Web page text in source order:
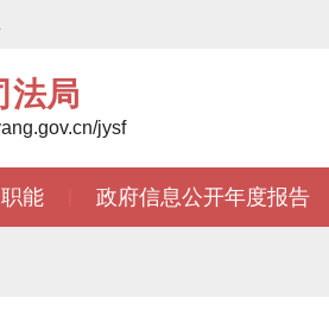
法局
jysf
能 政府信息公开年度报告